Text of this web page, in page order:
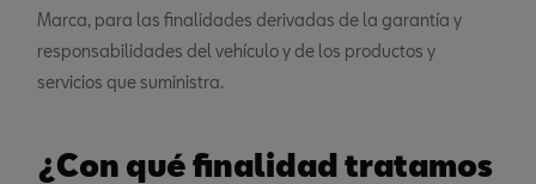
Marca, para las finalidades derivadas de la garantía y
responsabilidades del vehículo y de los productos y
servicios que suministra.
¿Con qué finalidad tratamos